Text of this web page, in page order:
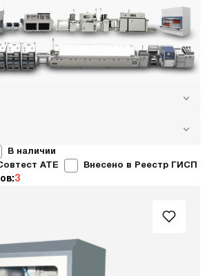
В наличии
ATE
Внесено в Реестр ГИСП
3